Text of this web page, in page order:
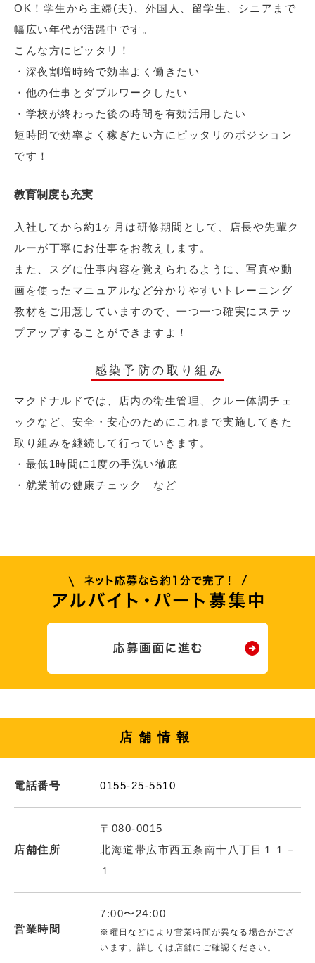
OK！学生から主婦(夫)、外国人、留学生、シニアまで
幅広い年代が活躍中です。
こんな方にピッタリ！
・深夜割増時給で効率よく働きたい
・他の仕事とダブルワークしたい
・学校が終わった後の時間を有効活用したい
短時間で効率よく稼ぎたい方にピッタリのポジション
です！
教育制度も充実
入社してから約1ヶ月は研修期間として、店長や先輩ク
ルーが丁寧にお仕事をお教えします。
また、スグに仕事内容を覚えられるように、写真や動
画を使ったマニュアルなど分かりやすいトレーニング
教材をご用意していますので、一つ一つ確実にステッ
プアップすることができますよ！
感染予防の取り組み
マクドナルドでは、店内の衛生管理、クルー体調チェ
ックなど、安全・安心のためにこれまで実施してきた
取り組みを継続して行っていきます。
・最低1時間に1度の手洗い徹底
・就業前の健康チェック など
店舗情報
電話番号 0155-25-5510
店舗住所
〒080-0015
北海道帯広市西五条南十八丁目１１－
１
営業時間
7:00〜24:00
※曜日などにより営業時間が異なる場合がござ
います。詳しくは店舗にご確認ください。